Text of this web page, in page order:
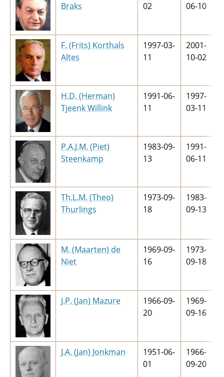
Braks
02
06-10
F. (Frits) Korthals
Altes
1997-03-
11
2001-
10-02
H.D. (Herman)
Tjeenk Willink
1991-06-
11
1997-
03-11
P.A.J.M. (Piet)
Steenkamp
1983-09-
13
1991-
06-11
Th.L.M. (Theo)
Thurlings
1973-09-
18
1983-
09-13
M. (Maarten) de
Niet
1969-09-
16
1973-
09-18
J.P. (Jan) Mazure
1966-09-
20
1969-
09-16
J.A. (Jan) Jonkman
1951-06-
01
1966-
09-20